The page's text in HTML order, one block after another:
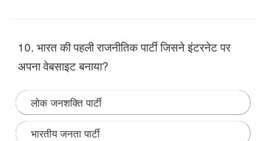
10. भारत की पहली राजनीतिक पार्टी जिसने इंटरनेट पर
अपना वेबसाइट बनाया?
लोक जनशक्ति पार्टी
भारतीय जनता पार्टी